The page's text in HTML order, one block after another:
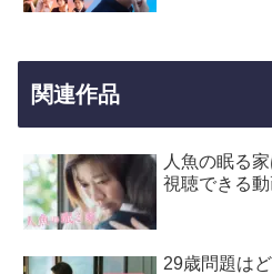
関連作品
人魚の眠る
視聴できる
29歳問題は